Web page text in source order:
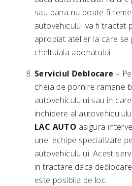
sau pana nu poate fi
autovehiculul va fi tractat
apropiat atelier la care se
cheltuiala abonatului.
Serviciul Deblocare –
cheia de pornire ramane
autovehiculului sau in
inchidere al
LAC AUTO asigura
unei echipe specializate
autovehiculului. Acest
in tractare daca
este posibila pe loc.